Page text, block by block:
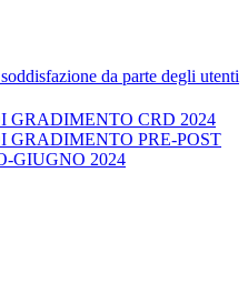
da parte degli utenti
GRADIMENTO CRD 2024
GRADIMENTO PRE-POST
GIUGNO 2024